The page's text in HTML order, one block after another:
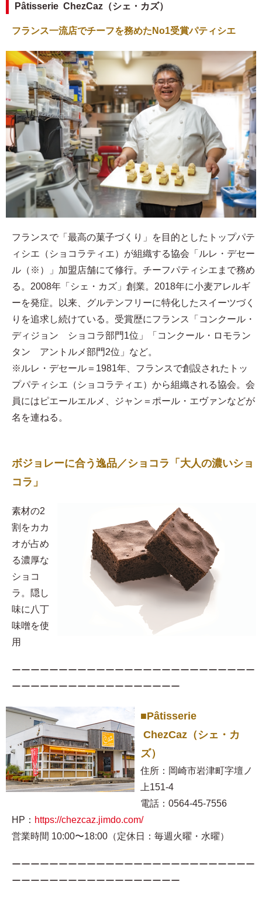
Pâtisserie ChezCaz（シェ・カズ）
フランス一流店でチーフを務めたNo1受賞パティシエ
フランスで「最高の菓子づくり」を目的としたトップパテ
ィシエ（ショコラティエ）が組織する協会「ルレ・デセー
ル（※）」加盟店舗にて修行。チーフパティシエまで務め
る。2008年「シェ・カズ」創業。2018年に小麦アレルギ
ーを発症。以来、グルテンフリーに特化したスイーツづく
りを追求し続けている。受賞歴にフランス「コンクール・
ディジョン ショコラ部門1位」「コンクール・ロモラン
タン アントルメ部門2位」など。
※ルレ・デセール＝1981年、フランスで創設されたトッ
プパティシエ（ショコラティエ）から組織される協会。会
員にはピエールエルメ、ジャン＝ポール・エヴァンなどが
名を連ねる。
ボジョレーに合う逸品／ショコラ「大人の濃いショ
コラ」
素材の2
割をカカ
オが占め
る濃厚な
ショコ
ラ。隠し
味に八丁
味噌を使
用​
ーーーーーーーーーーーーーーーーーーーーーーーーーー
ーーーーーーーーーーーーーーーーーー
■Pâtisserie
ChezCaz（シェ・カ
ズ）
住所：岡崎市岩津町字壇ノ
上151-4
電話：0564-45-7556
HP： https://chezcaz.jimdo.com/
営業時間 10:00〜18:00（定休日：毎週火曜・水曜）
ーーーーーーーーーーーーーーーーーーーーーーーーーー
ーーーーーーーーーーーーーーーーーー